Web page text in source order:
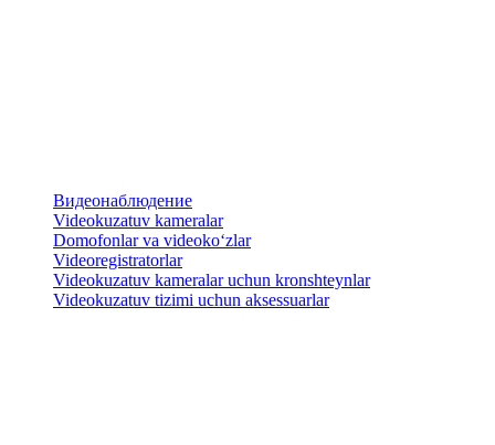
Видеонаблюдение
Videokuzatuv kameralar
​Domofonlar va videoko‘zlar
Videoregistratorlar
Videokuzatuv kameralar uchun kronshteynlar
​Videokuzatuv tizimi uchun aksessuarlar